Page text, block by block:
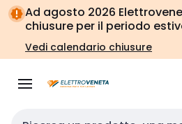
Vai alla
navigazione
Vai
alla
pagina
Ad agosto 2026
chiusure per il periodo
Vedi calendario chiusure